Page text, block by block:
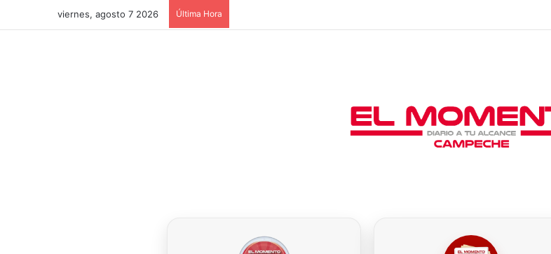
viernes, agosto 7 2026 Última Hora